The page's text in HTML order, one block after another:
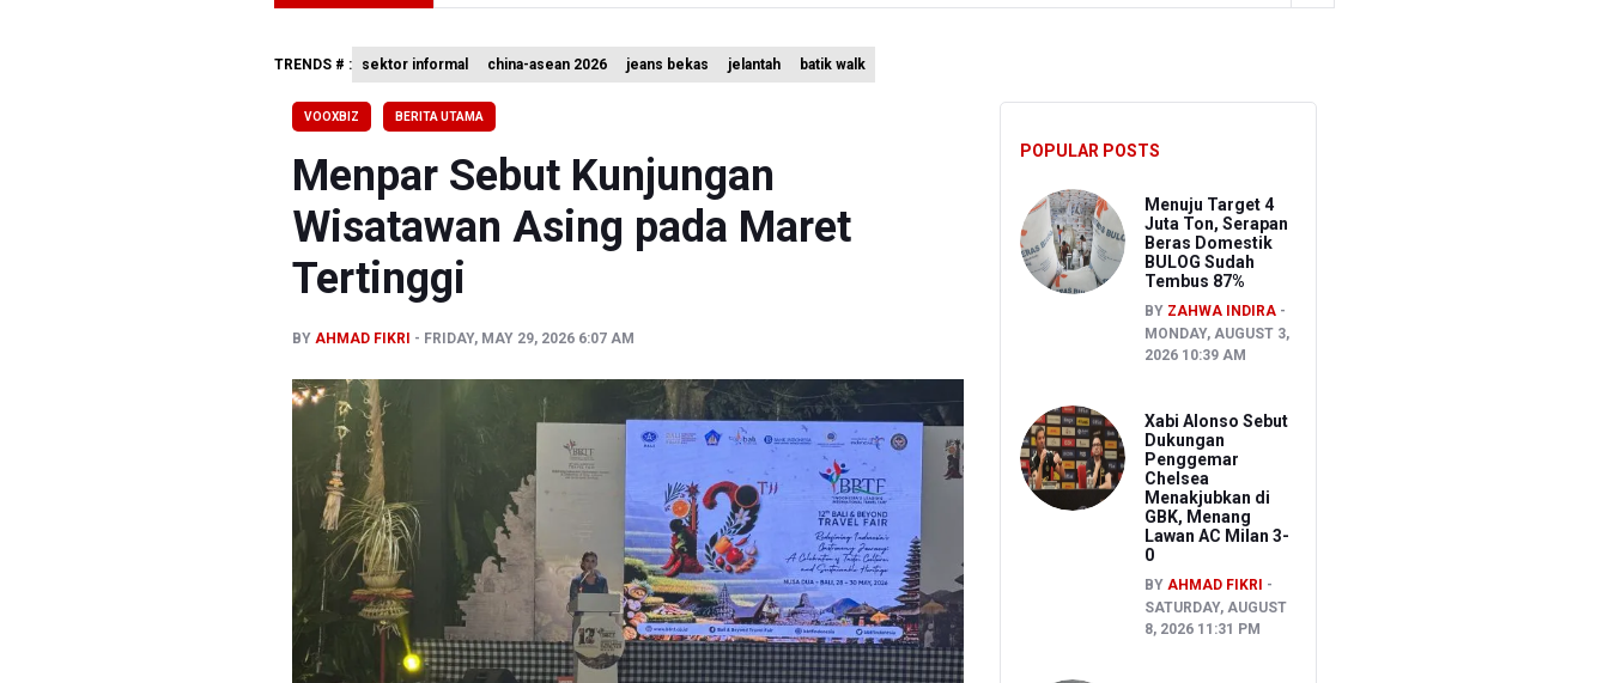
Basarnas Akhiri Operasi Penyisiran Korban KMP Mutiara Sentosa 2
Timnas Voli Putri Indonesia Kalah 1-3 Lawan Filipina dalam Leg 2 SEA V Cup
PSSI Ajak Publik Tak Hujat Pelatih dan Pemain Timnas Indonesia Terkait Kekalahan di Piala AFF 2026
TRENDS # : sektor informal china-asean 2026 jeans bekas jelantah batik walk
VOOXBIZ BERITA UTAMA
Menpar Sebut Kunjungan
Wisatawan Asing pada Maret
Tertinggi
BY AHMAD FIKRI FRIDAY, MAY 29, 2026 6:07 AM
POPULAR POSTS
Menuju Target 4
Juta Ton, Serapan
Beras Domestik
BULOG Sudah
Tembus 87%
BY ZAHWA INDIRA
MONDAY, AUGUST 3,
2026 10:39 AM
Xabi Alonso Sebut
Dukungan
Penggemar
Chelsea
Menakjubkan di
GBK, Menang
Lawan AC Milan 3-
0
BY AHMAD FIKRI
SATURDAY, AUGUST
8, 2026 11:31 PM